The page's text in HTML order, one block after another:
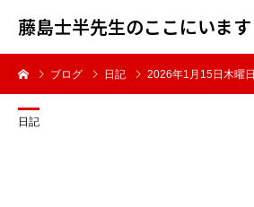
藤島士半先生のここにいます
ブログ 日記 2026年1月15日木曜日
日記